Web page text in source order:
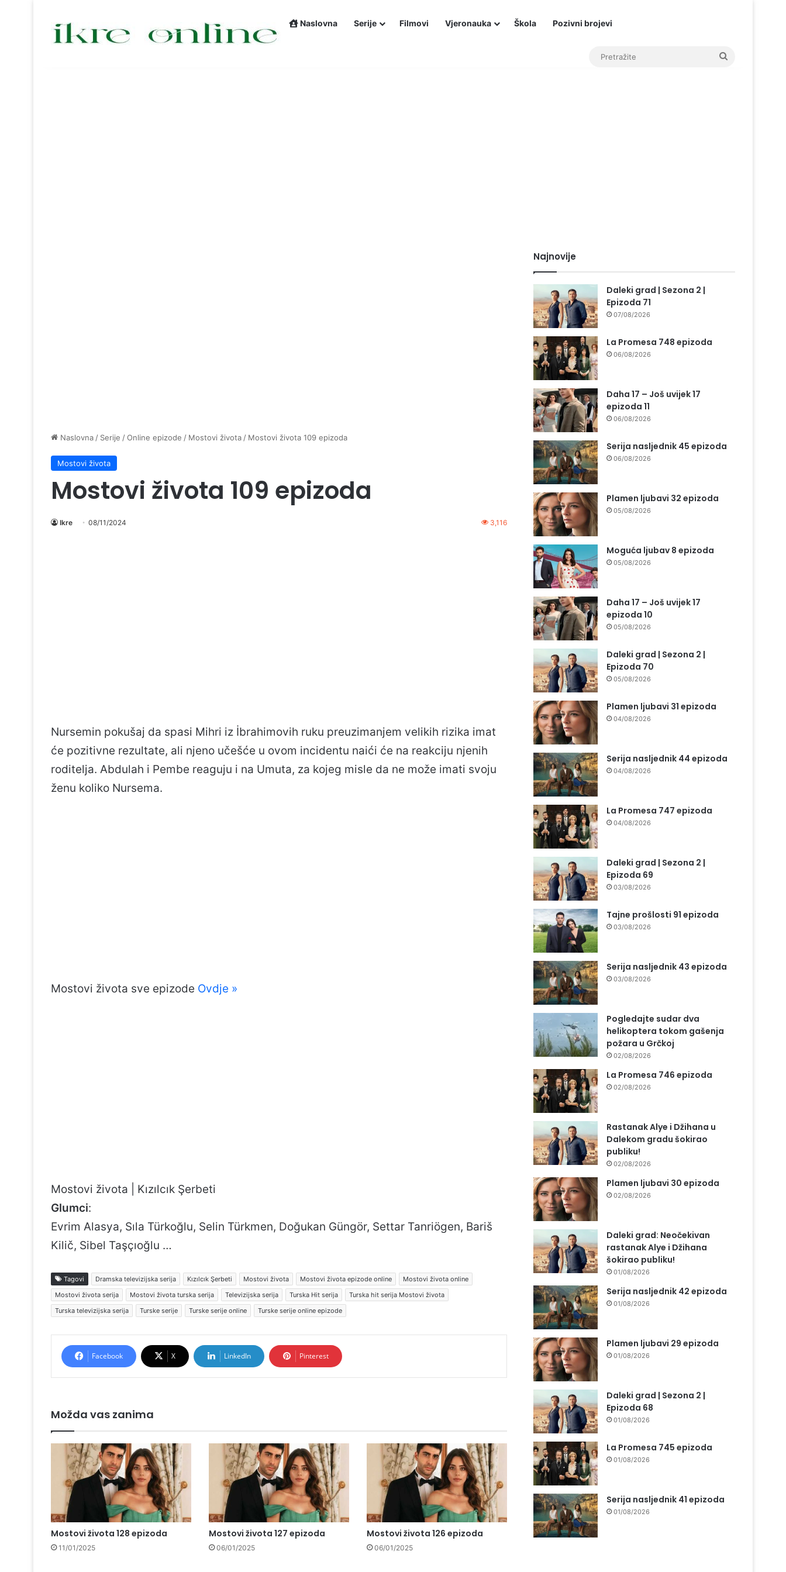
Naslovna Serije Filmovi Vjeronauka Škola Pozivni brojevi
Naslovna / Serije /Online epizode / Mostovi života / Mostovi života 109 epizoda
Mostovi života
Mostovi života 109 epizoda
Ikre 08/11/2024 3,116
Nursemin pokušaj da spasi Mihri iz İbrahimovih ruku preuzimanjem velikih rizika imat
će pozitivne rezultate, ali njeno učešće u ovom incidentu naići će na reakciju njenih
roditelja. Abdulah i Pembe reaguju i na Umuta, za kojeg misle da ne može imati svoju
ženu koliko Nursema.
Mostovi života sve epizode Ovdje »
Mostovi života | Kızılcık Şerbeti
Glumci:
Evrim Alasya, Sıla Türkoğlu, Selin Türkmen, Doğukan Güngör, Settar Tanriögen, Bariš
Kilič, Sibel Taşçıoğlu …
Tagovi Dramska televizijska serija Kızılcık Şerbeti Mostovi života Mostovi života epizode online
Mostovi života online
Mostovi života serija
Mostovi života turska serija Televizijska serija Turska Hit serija
Turska hit serija Mostovi života
Turska televizijska serija
Turske serije Turske serije online Turske serije online epizode
Facebook X LinkedIn Pinterest
Možda vas zanima
Mostovi života 128 epizoda
11/01/2025
Mostovi života 127 epizoda
06/01/2025
Mostovi života 126 epizoda
06/01/2025
Najnovije
Daleki grad | Sezona 2 |
Epizoda 71
07/08/2026
La Promesa 748 epizoda
06/08/2026
Daha 17 – Još uvijek 17
epizoda 11
06/08/2026
Serija nasljednik 45 epizoda
06/08/2026
Plamen ljubavi 32 epizoda
05/08/2026
Moguća ljubav 8 epizoda
05/08/2026
Daha 17 – Još uvijek 17
epizoda 10
05/08/2026
Daleki grad | Sezona 2 |
Epizoda 70
05/08/2026
Plamen ljubavi 31 epizoda
04/08/2026
Serija nasljednik 44 epizoda
04/08/2026
La Promesa 747 epizoda
04/08/2026
Daleki grad | Sezona 2 |
Epizoda 69
03/08/2026
Tajne prošlosti 91 epizoda
03/08/2026
Serija nasljednik 43 epizoda
03/08/2026
Pogledajte sudar dva
helikoptera tokom gašenja
požara u Grčkoj
02/08/2026
La Promesa 746 epizoda
02/08/2026
Rastanak Alye i Džihana u
Dalekom gradu šokirao
publiku!
02/08/2026
Plamen ljubavi 30 epizoda
02/08/2026
Daleki grad: Neočekivan
rastanak Alye i Džihana
šokirao publiku!
01/08/2026
Serija nasljednik 42 epizoda
01/08/2026
Plamen ljubavi 29 epizoda
01/08/2026
Daleki grad | Sezona 2 |
Epizoda 68
01/08/2026
La Promesa 745 epizoda
01/08/2026
Serija nasljednik 41 epizoda
01/08/2026